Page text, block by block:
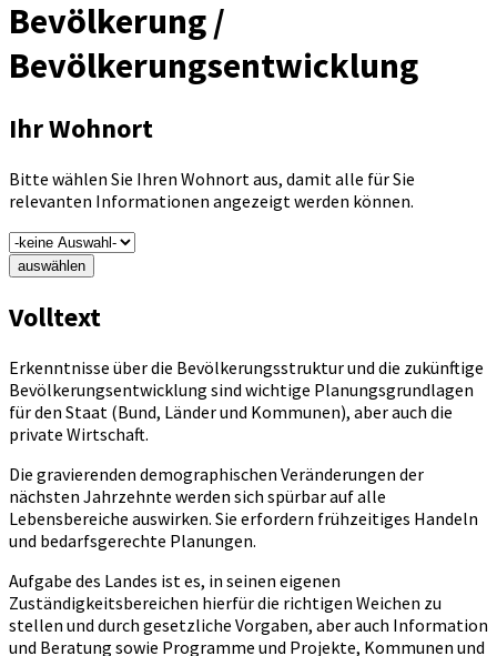
Bevölkerung /
Bevölkerungsentwicklung
Ihr Wohnort
Bitte wählen Sie Ihren Wohnort aus, damit alle für Sie
relevanten Informationen angezeigt werden können.
auswählen
Volltext
Erkenntnisse über die Bevölkerungsstruktur und die zukünftige
Bevölkerungsentwicklung sind wichtige Planungsgrundlagen
für den Staat (Bund, Länder und Kommunen), aber auch die
private Wirtschaft.
Die gravierenden demographischen Veränderungen der
nächsten Jahrzehnte werden sich spürbar auf alle
Lebensbereiche auswirken. Sie erfordern frühzeitiges Handeln
und bedarfsgerechte Planungen.
Aufgabe des Landes ist es, in seinen eigenen
Zuständigkeitsbereichen hierfür die richtigen Weichen zu
stellen und durch gesetzliche Vorgaben, aber auch Information
und Beratung sowie Programme und Projekte, Kommunen und